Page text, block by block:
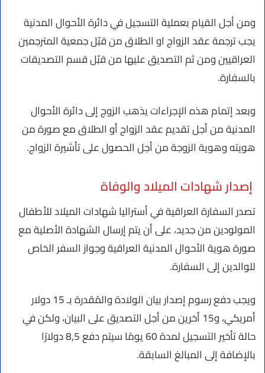
ومن أجل القيام بعملية التسجيل في دائرة الأحوال المدنية
يجب ترجمة عقد الزواج او الطلاق من قبّل جمعية المترجمين
العراقيين ومن ثم التصديق عليها من قبّل قسم التصديقات
بالسفارة.
وبعد إتمام هذه الإجراءات يذهب الزوج إلى دائرة الأحوال
المدنية من أجل تقديم عقد الزواج أو الطلاق مع صورة من
هويته وهوية الزوجة من أجل الحصول على تأشيرة الزواج.
إصدار شهادات الميلاد والوفاة
تصدر السفارة العراقية في أستراليا شهادات الميلاد للأطفال
المولودين من جديد، على أن يتم إرسال الشهادة الأصلية مع
صورة هوية الأحوال المدنية العراقية وجواز السفر الخاص
للوالدين إلى السفارة.
ويجب دفع رسوم إصدار بيان الولادة والمُقدرة بـ 15 دولار
أمريكي، و15 أخرين من أجل التصديق على البيان، ولكن في
حالة تأخير التسجيل لمدة 60 يومًا سيتم دفع 8,5 دولارًا
بالإضافة إلى المبالغ السابقة.